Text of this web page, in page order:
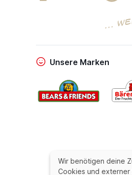
Unsere Marken
Wir benötigen deine
Cookies und externer